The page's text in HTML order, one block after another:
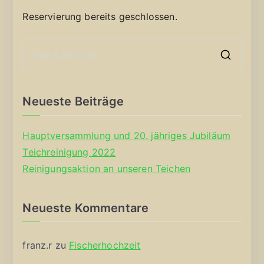
Reservierung bereits geschlossen.
Neueste Beiträge
Hauptversammlung und 20. jähriges Jubiläum
Teichreinigung 2022
Reinigungsaktion an unseren Teichen
Neueste Kommentare
franz.r zu Fischerhochzeit